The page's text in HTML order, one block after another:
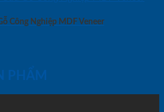
Công Nghiệp MDF Veneer
PHẨM